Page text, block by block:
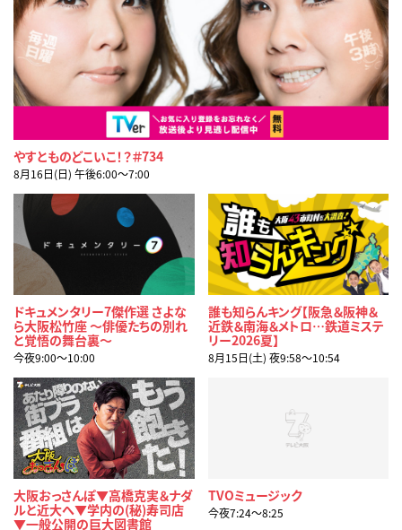
やすとものどこいこ！？＃734
8月16日(日) 午後6:00〜7:00
ドキュメンタリー7傑作選 さよな
ら大阪松竹座 ～俳優たちの別れ
と覚悟の舞台裏～
今夜9:00〜10:00
誰も知らんキング【阪急＆阪神＆
近鉄＆南海＆メトロ…鉄道ミステ
リー2026夏】
8月15日(土) 夜9:58〜10:54
大阪おっさんぽ▼高橋克実＆ナダ
ルと近大へ▼学内の(秘)寿司店
▼一般公開の巨大図書館
TVOミュージック
今夜7:24〜8:25